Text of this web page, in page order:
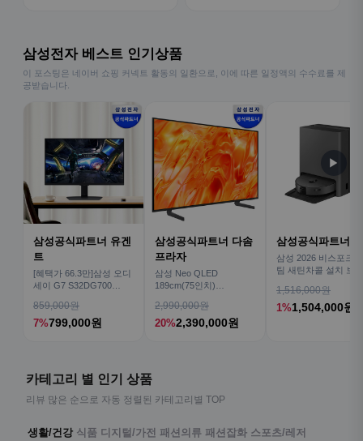
삼성전자 베스트 인기상품
이 포스팅은 네이버 쇼핑 커넥트 활동의 일환으로, 이에 따른 일정액의 수수료를 제
공받습니다.
삼성공식파트너 유겐
트
[혜택가 66.3만]삼성 오디
세이 G7 S32DG700
859,000원
7%799,000원
삼성공식파트너 다솜
프라자
삼성 Neo QLED
189cm(75인치)
TV
2,990,000원
20%2,390,000원
삼성공식파트너
삼성 2026 비스포크
팀 새틴차콜 설치 보
1,516,000원
1%1,504,000원
▶
카테고리 별 인기 상품
리뷰 많은 순으로 자동 정렬된 카테고리별 TOP
생활/건강 식품 디지털/가전 패션의류 패션잡화 스포츠/레저